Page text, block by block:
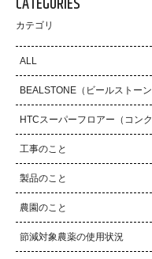
カテゴリ
ALL
BEALSTONE（ビールストーン
HTCスーパーフロアー（コン
工事のこと
製品のこと
農園のこと
節減対象農薬の使用状況